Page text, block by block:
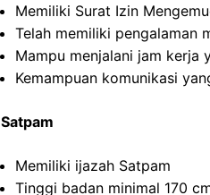
Memiliki Surat Izin
Telah memiliki pengalaman
Mampu menjalani jam kerja
Kemampuan komunikasi
Satpam
Memiliki ijazah Satpam
Tinggi badan minimal 170